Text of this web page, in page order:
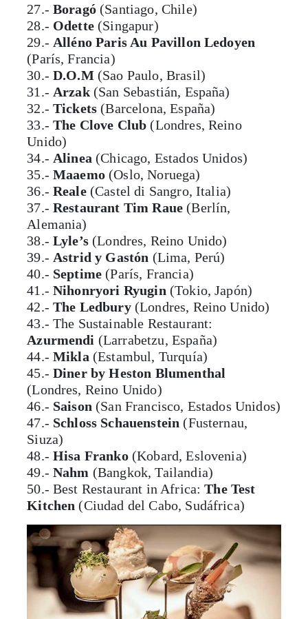
27.- Boragó(Santiago, Chile)
28.- Odette(Singapur)
29.- Alléno Paris Au Pavillon Ledoyen
(París, Francia)
30.- D.O.M(Sao Paulo, Brasil)
31.- Arzak(San Sebastián, España)
32.- Tickets (Barcelona, España)
33.- The Clove Club (Londres, Reino
Unido)
34.- Alinea (Chicago, Estados Unidos)
35.- Maaemo(Oslo, Noruega)
36.- Reale(Castel di Sangro, Italia)
37.- Restaurant Tim Raue (Berlín,
Alemania)
38.- Lyle’s(Londres, Reino Unido)
39.- Astrid y Gastón (Lima, Perú)
40.- Septime (París, Francia)
41.- Nihonryori Ryugin (Tokio, Japón)
42.- The Ledbury(Londres, Reino Unido)
43.- The Sustainable Restaurant:
Azurmendi (Larrabetzu, España)
44.- Mikla (Estambul, Turquía)
45.- Diner by Heston Blumenthal
(Londres, Reino Unido)
46.- Saison (San Francisco, Estados Unidos)
47.- Schloss Schauenstein (Fusternau,
Siuza)
48.- Hisa Franko(Kobard, Eslovenia)
49.- Nahm (Bangkok, Tailandia)
50.- Best Restaurant in Africa:The Test
Kitchen (Ciudad del Cabo, Sudáfrica)